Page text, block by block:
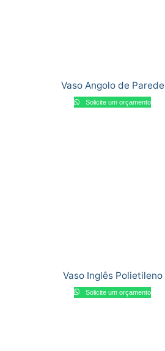
Vaso Angolo de Parede
Solicite um orçamento
Vaso Inglês Polietileno
Solicite um orçamento